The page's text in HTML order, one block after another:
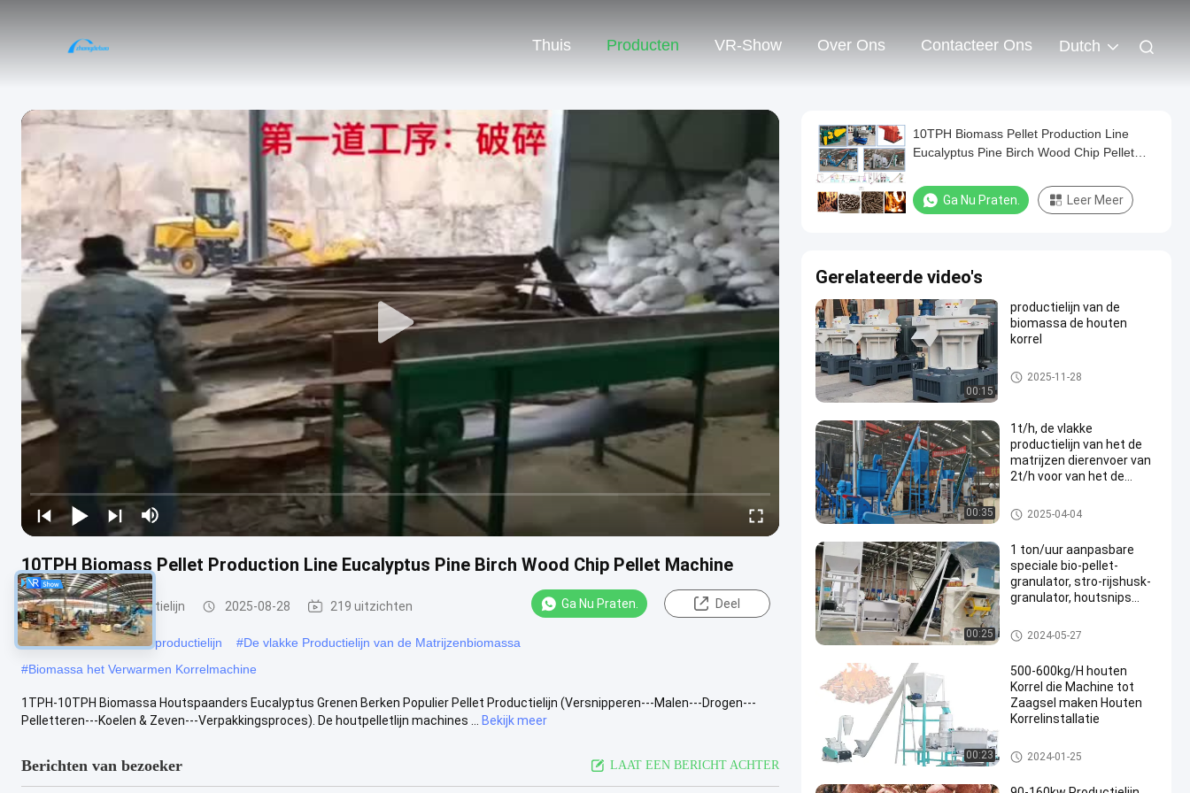
Thuis Producten VR-Show Over Ons Contacteer Ons Dutch
10TPH Biomass Pellet Production Line Eucalyptus Pine Birch Wood Chip Pellet Machine
Houten korrelproductielijn 2025-08-28 219 uitzichten Ga Nu Praten. Deel
800kg/H houten Korrelproductielijn #De vlakke Productielijn van de Matrijzenbiomassa
#Biomassa het Verwarmen Korrelmachine
1TPH-10TPH Biomassa Houtspaanders Eucalyptus Grenen Berken Populier Pellet Productielijn (Versnipperen---Malen---Drogen---
Pelletteren---Koelen & Zeven---Verpakkingsproces). De houtpelletlijn machines ...
Bekijk meer
Berichten van bezoeker LAAT EEN BERICHT ACHTER
10TPH Biomass Pellet Production Line
Eucalyptus Pine Birch Wood Chip Pellet
Ga Nu Praten. Leer Meer
Gerelateerde video's
00:15
productielijn van de
biomassa de houten
korrel
De Machine van de korrelmole
n
2025-11-28
00:35
1t/h, de vlakke
productielijn van het de
matrijzen dierenvoer van
2t/h voor van het de
kippevoervee van het het
gevogeltevoer de
De Productielijn van de voerkor
rel
2025-04-04
00:25
1 ton/uur aanpasbare
speciale bio-pellet-
granulator, stro-rijshusk-
granulator, houtsnips
Houten korrelproductielijn
2024-05-27
00:23
500-600kg/H houten
Korrel die Machine tot
Zaagsel maken Houten
Korrelinstallatie
Houten korrelproductielijn
2024-01-25